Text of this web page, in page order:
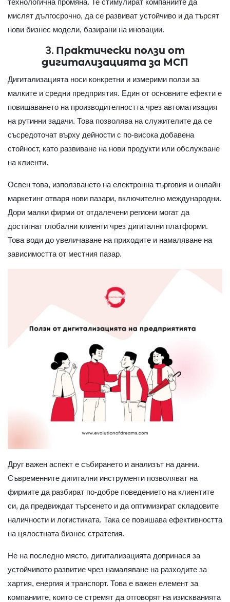
технологична промяна. Те стимулират компаниите да
мислят дългосрочно, да се развиват устойчиво и да търсят
нови бизнес модели, базирани на иновации.
3. Практически ползи от
дигитализацията за МСП
Дигитализацията носи конкретни и измерими ползи за
малките и средни предприятия. Един от основните ефекти е
повишаването на производителността чрез автоматизация
на рутинни задачи. Това позволява на служителите да се
съсредоточат върху дейности с по-висока добавена
стойност, като развиване на нови продукти или обслужване
на клиенти.
Освен това, използването на електронна търговия и онлайн
маркетинг отваря нови пазари, включително международни.
Дори малки фирми от отдалечени региони могат да
достигнат глобални клиенти чрез дигитални платформи.
Това води до увеличаване на приходите и намаляване на
зависимостта от местния пазар.
Друг важен аспект е събирането и анализът на данни.
Съвременните дигитални инструменти позволяват на
фирмите да разбират по-добре поведението на клиентите
си, да предвиждат търсенето и да оптимизират складовите
наличности и логистиката. Така се повишава ефективността
на цялостната бизнес стратегия.
Не на последно място, дигитализацията допринася за
устойчивото развитие чрез намаляване на разходите за
хартия, енергия и транспорт. Това е важен елемент за
компаниите, които се стремят да отговорят на изискванията